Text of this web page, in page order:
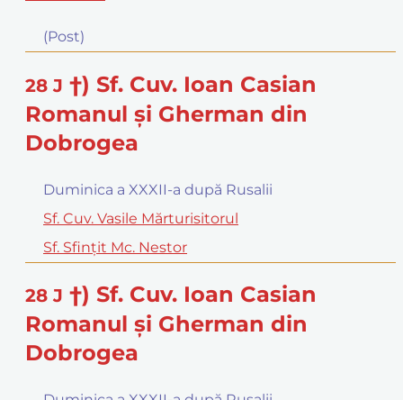
(Post)
28 J †) Sf. Cuv. Ioan Casian
Romanul şi Gherman din
Dobrogea
Duminica a XXXII-a după Rusalii
Sf. Cuv. Vasile Mărturisitorul
Sf. Sfinţit Mc. Nestor
28 J †) Sf. Cuv. Ioan Casian
Romanul şi Gherman din
Dobrogea